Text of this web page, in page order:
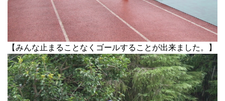
【みんな止まることなくゴールすることが出来ました。】